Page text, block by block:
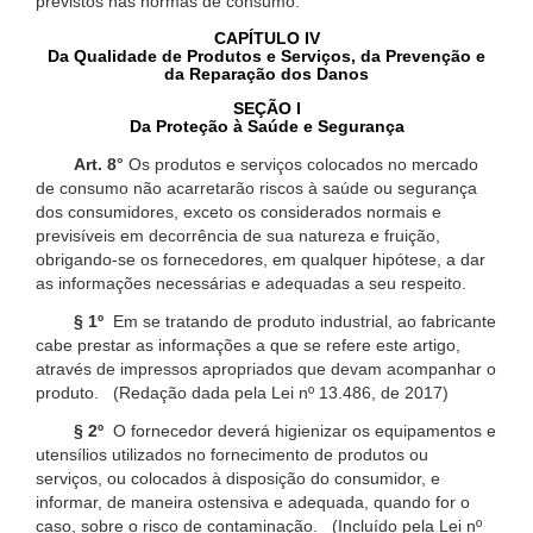
CAPÍTULO IV
Da Qualidade de Produtos e Serviços, da Prevenção e
da Reparação dos Danos
SEÇÃO I
Da Proteção à Saúde e Segurança
Art. 8° Os produtos e serviços colocados no mercado
de consumo não acarretarão riscos à saúde ou segurança
dos consumidores, exceto os considerados normais e
previsíveis em decorrência de sua natureza e fruição,
obrigando-se os fornecedores, em qualquer hipótese, a dar
as informações necessárias e adequadas a seu respeito.
§ 1º Em se tratando de produto industrial, ao fabricante
cabe prestar as informações a que se refere este artigo,
através de impressos apropriados que devam acompanhar o
produto. (Redação dada pela Lei nº 13.486, de 2017)
§ 2º O fornecedor deverá higienizar os equipamentos e
utensílios utilizados no fornecimento de produtos ou
serviços, ou colocados à disposição do consumidor, e
informar, de maneira ostensiva e adequada, quando for o
caso, sobre o risco de contaminação. (Incluído pela Lei nº